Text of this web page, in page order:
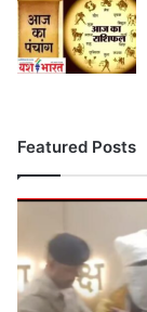
Featured Posts
8
की
मासूम
से